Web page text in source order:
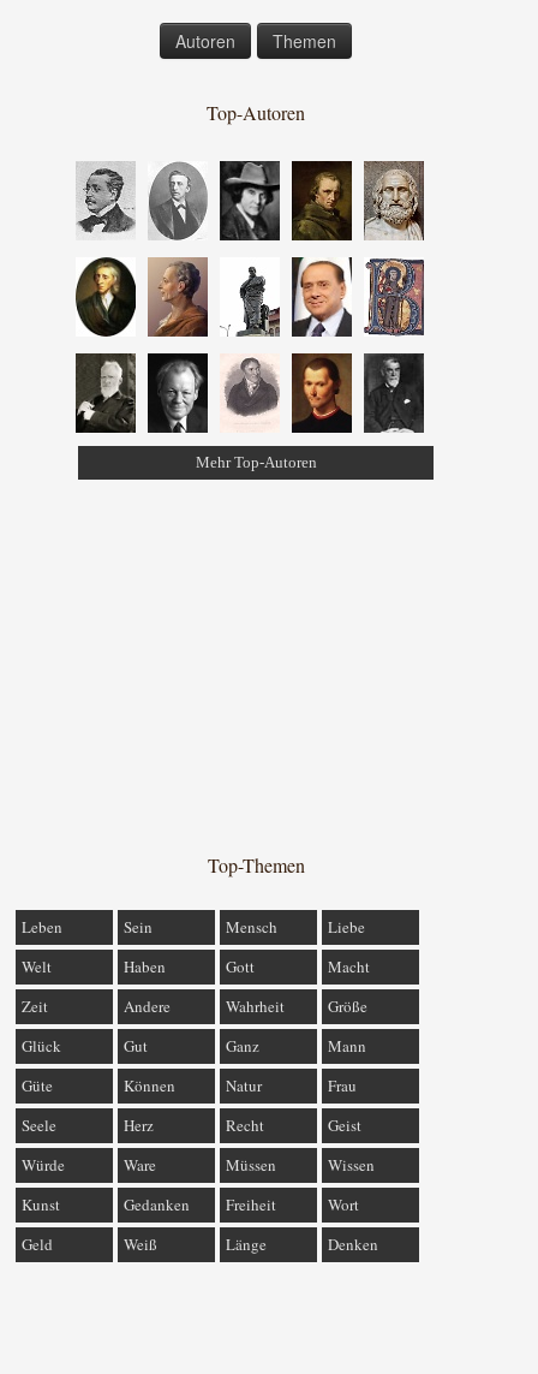
Autoren Themen
Top-Autoren
Mehr Top-Autoren
Top-Themen
Leben Sein Mensch
Liebe
Welt
Haben Gott
Macht
Zeit
Andere Wahrheit
Größe
Glück
Gut Ganz
Mann
Güte
Können Natur
Frau
Seele
Herz Recht
Geist
Würde
Ware Müssen
Wissen
Kunst
Gedanken Freiheit
Wort
Geld
Weiß Länge Denken